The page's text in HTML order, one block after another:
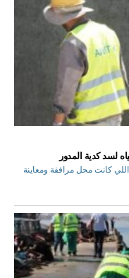
لسد كدية المدور
اللي كانت محل مرافقة ومعاينة